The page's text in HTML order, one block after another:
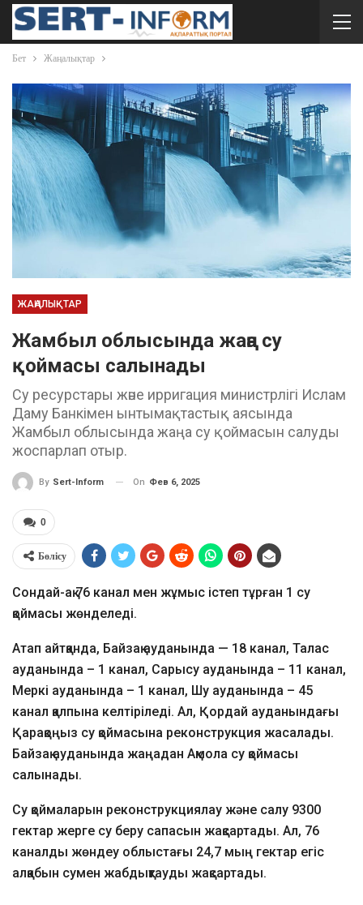
Бет Жаңалықтар
ЖАҢАЛЫҚТАР
Жамбыл облысында жаңа су
қоймасы салынады
Су ресурстары және ирригация министрлігі Ислам
Даму Банкімен ынтымақтастық аясында
Жамбыл облысында жаңа су қоймасын салуды
жоспарлап отыр.
By Sert-Inform On Фев 6, 2025
0
Бөлісу
Сондай-ақ 76 канал мен жұмыс істеп тұрған 1 су
қоймасы жөнделеді.
Атап айтқанда, Байзақ ауданында — 18 канал, Талас
ауданында – 1 канал, Сарысу ауданында – 11 канал,
Меркі ауданында – 1 канал, Шу ауданында – 45
канал қалпына келтіріледі. Ал, Қордай ауданындағы
Қарақоңыз су қоймасына реконструкция жасалады.
Байзақ ауданында жаңадан Ақмола су қоймасы
салынады.
Су қоймаларын реконструкциялау және салу 9300
гектар жерге су беру сапасын жақсартады. Ал, 76
каналды жөндеу облыстағы 24,7 мың гектар егіс
алқабын сумен жабдықтауды жақсартады.